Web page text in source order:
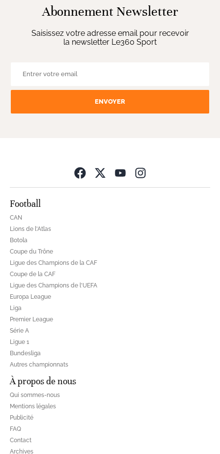
Abonnement Newsletter
Saisissez votre adresse email pour recevoir
la newsletter Le360 Sport
ENVOYER
Football
CAN
Lions de l'Atlas
Botola
Coupe du Trône
Ligue des Champions de la CAF
Coupe de la CAF
Ligue des Champions de l'UEFA
Europa League
Liga
Premier League
Série A
Ligue 1
Bundesliga
Autres championnats
À propos de nous
Qui sommes-nous
Mentions légales
Publicité
FAQ
Contact
Archives